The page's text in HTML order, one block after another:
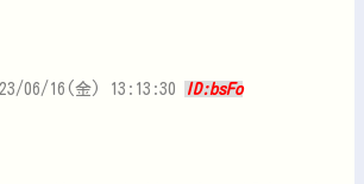
23/06/16(金) 13:13:30 ID:bsFo